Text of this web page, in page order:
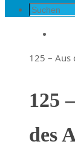
Suche
Startseite
125 – Aus
125
des